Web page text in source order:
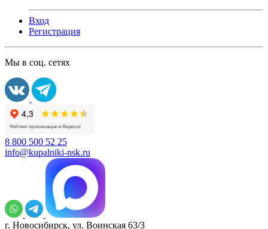
Вход
Регистрация
Мы в соц. сетях
8 800 500 52 25
info@kupalniki-nsk.ru
г. Новосибирск, ул. Воинская 63/3